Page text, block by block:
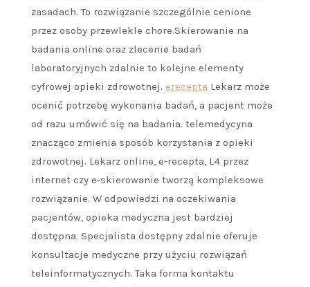
zasadach. To rozwiązanie szczególnie cenione
przez osoby przewlekle chore.Skierowanie na
badania online oraz zlecenie badań
laboratoryjnych zdalnie to kolejne elementy
cyfrowej opieki zdrowotnej. erecepta Lekarz może
ocenić potrzebę wykonania badań, a pacjent może
od razu umówić się na badania. telemedycyna
znacząco zmienia sposób korzystania z opieki
zdrowotnej. Lekarz online, e-recepta, L4 przez
internet czy e-skierowanie tworzą kompleksowe
rozwiązanie. W odpowiedzi na oczekiwania
pacjentów, opieka medyczna jest bardziej
dostępna. Specjalista dostępny zdalnie oferuje
konsultacje medyczne przy użyciu rozwiązań
teleinformatycznych. Taka forma kontaktu